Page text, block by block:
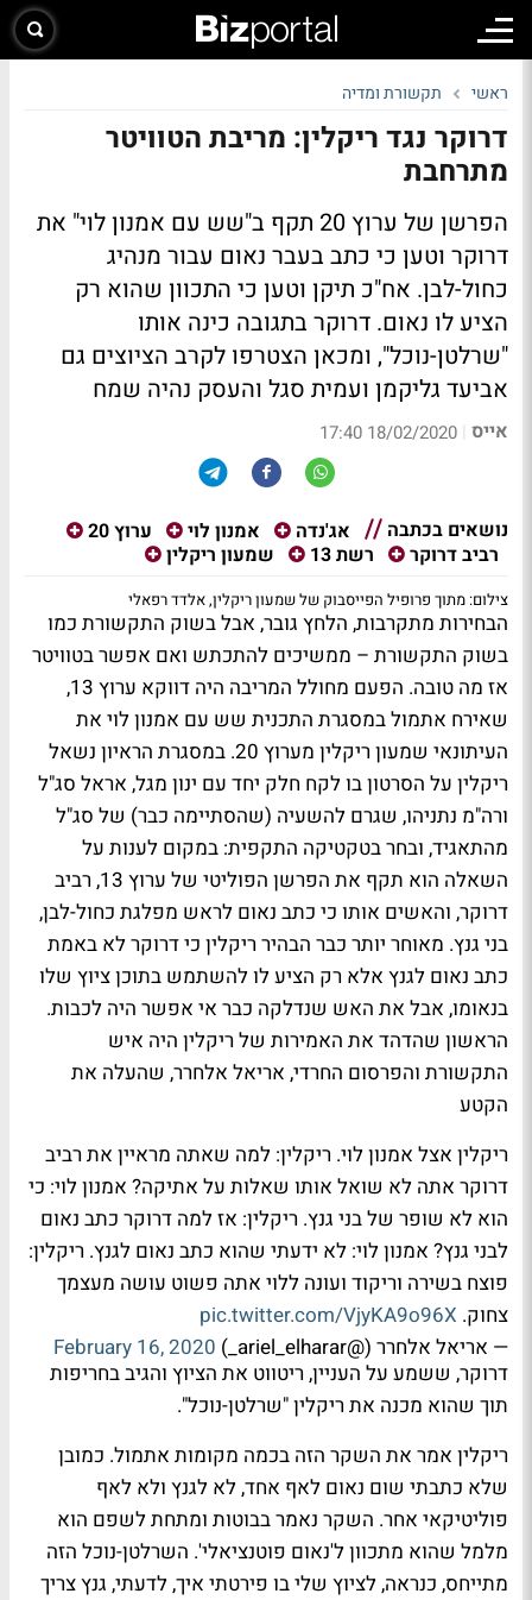
ראשי תקשורת ומדיה
דרוקר נגד ריקלין: מריבת הטוויטר
מתרחבת
הפרשן של ערוץ 20 תקף ב"שש עם אמנון לוי" את
דרוקר וטען כי כתב בעבר נאום עבור מנהיג
כחול-לבן. אח"כ תיקן וטען כי התכוון שהוא רק
הציע לו נאום. דרוקר בתגובה כינה אותו
"שרלטן-נוכל", ומכאן הצטרפו לקרב הציוצים גם
אביעד גליקמן ועמית סגל והעסק נהיה שמח
אייס |
18/02/2020 17:40
נושאים בכתבה אג'נדה אמנון לוי
ערוץ 20
רביב דרוקר
רשת 13 שמעון ריקלין
צילום: מתוך פרופיל הפייסבוק של שמעון ריקלין, אלדד רפאלי
הבחירות מתקרבות, הלחץ גובר, אבל בשוק התקשורת כמו
בשוק התקשורת – ממשיכים להתכתש ואם אפשר בטוויטר
אז מה טובה. הפעם מחולל המריבה היה דווקא ערוץ 13,
שאירח אתמול במסגרת התכנית שש עם אמנון לוי את
העיתונאי שמעון ריקלין מערוץ 20. במסגרת הראיון נשאל
ריקלין על הסרטון בו לקח חלק יחד עם ינון מגל, אראל סג"ל
ורה"מ נתניהו, שגרם להשעיה (שהסתיימה כבר) של סג"ל
מהתאגיד, ובחר בטקטיקה התקפית: במקום לענות על
השאלה הוא תקף את הפרשן הפוליטי של ערוץ 13, רביב
דרוקר, והאשים אותו כי כתב נאום לראש מפלגת כחול-לבן,
בני גנץ. מאוחר יותר כבר הבהיר ריקלין כי דרוקר לא באמת
כתב נאום לגנץ אלא רק הציע לו להשתמש בתוכן ציוץ שלו
בנאומו, אבל את האש שנדלקה כבר אי אפשר היה לכבות.
הראשון שהדהד את האמירות של ריקלין היה איש
התקשורת והפרסום החרדי, אריאל אלחרר, שהעלה את
הקטע
ריקלין אצל אמנון לוי. ריקלין: למה שאתה מראיין את רביב
דרוקר אתה לא שואל אותו שאלות על אתיקה? אמנון לוי: כי
הוא לא שופר של בני גנץ. ריקלין: אז למה דרוקר כתב נאום
לבני גנץ? אמנון לוי: לא ידעתי שהוא כתב נאום לגנץ. ריקלין:
פוצח בשירה וריקוד ועונה ללוי אתה פשוט עושה מעצמך
צחוק. pic.twitter.com/VjyKA9o96X
— אריאל אלחרר (@ariel_elharar_)
February 16, 2020
דרוקר, ששמע על העניין, ריטווט את הציוץ והגיב בחריפות
תוך שהוא מכנה את ריקלין "שרלטן-נוכל".
ריקלין אמר את השקר הזה בכמה מקומות אתמול. כמובן
שלא כתבתי שום נאום לאף אחד, לא לגנץ ולא לאף
פוליטיקאי אחר. השקר נאמר בבוטות ומתחת לשפם הוא
מלמל שהוא מתכוון ל'נאום פוטנציאלי'. השרלטן-נוכל הזה
מתייחס, כנראה, לציוץ שלי בו פירטתי איך, לדעתי, גנץ צריך